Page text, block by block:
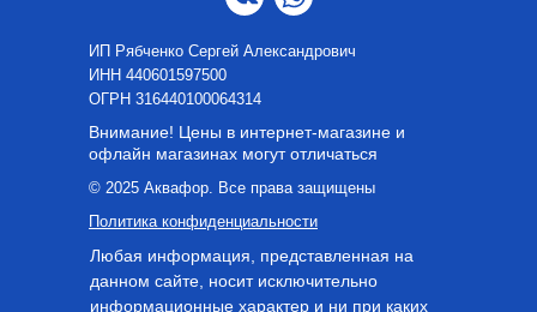
© 2025 Аквафор. Все права защищены
Политика конфиденциальности
Внимание! Цены в интернет-магазине и
офлайн магазинах могут отличаться
Любая информация, представленная на
данном сайте, носит исключительно
информационные характер и ни при каких
ИП Рябченко Сергей Александрович
ИНН 440601597500
OГРН 316440100064314